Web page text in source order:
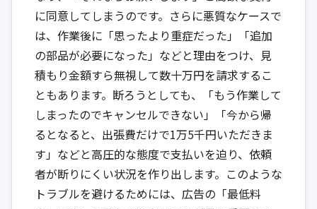
に同意してしまうのです。さらに悪質なケースで
は、作業後に「思ったより重症だった」「追加
の部品が必要になった」などと理由をつけ、見
積もり金額すら無視して数十万円を請求するこ
ともあります。断ろうとしても、「もう作業して
しまったのでキャンセルできない」「今から帰
るとなると、出張費だけで1万5千円いただきま
す」などと高圧的な態度で支払いを迫り、依頼
者が断りにくい状況を作り出します。このような
トラブルを避けるためには、広告の「最低料